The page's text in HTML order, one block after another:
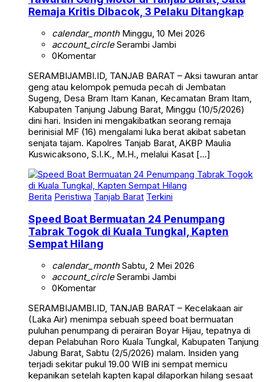
account_circleSerambi Jambi
0Komentar
geng atau kelompok pemuda pecah di Jembatan
Sugeng, Desa Bram Itam Kanan, Kecamatan Bram Itam,
Kabupaten Tanjung Jabung Barat, Minggu (10/5/2026)
dini hari. Insiden ini mengakibatkan seorang remaja
berinisial MF (16) mengalami luka berat akibat sabetan
senjata tajam. Kapolres Tanjab Barat, AKBP Maulia
Kuswicaksono, S.I.K., M.H., melalui Kasat […]
Berita Peristiwa Tanjab Barat Terkini
Tabrak Togok di Kuala Tungkal, Kapten
Sempat Hilang
account_circleSerambi Jambi
0Komentar
(Laka Air) menimpa sebuah speed boat bermuatan
puluhan penumpang di perairan Boyar Hijau, tepatnya di
depan Pelabuhan Roro Kuala Tungkal, Kabupaten Tanjung
Jabung Barat, Sabtu (2/5/2026) malam. Insiden yang
terjadi sekitar pukul 19.00 WIB ini sempat memicu
kepanikan setelah kapten kapal dilaporkan hilang sesaat
setelah kejadian. Namun, setelah dilakukan […]